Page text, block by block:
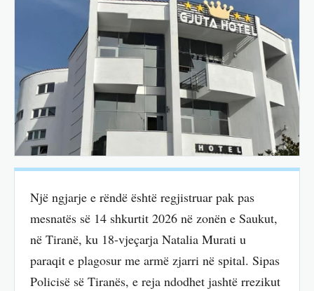
Një ngjarje e rëndë është regjistruar pak pas
mesnatës së 14 shkurtit 2026 në zonën e Saukut,
në Tiranë, ku 18-vjeçarja Natalia Murati u
paraqit e plagosur me armë zjarri në spital. Sipas
Policisë së Tiranës, e reja ndodhet jashtë rrezikut